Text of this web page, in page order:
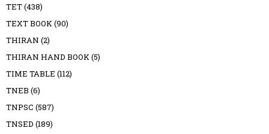
TET(438)
TEXT BOOK(90)
THIRAN (2)
THIRAN HAND BOOK(5)
TIME TABLE (112)
TNEB (6)
TNPSC (587)
TNSED (189)